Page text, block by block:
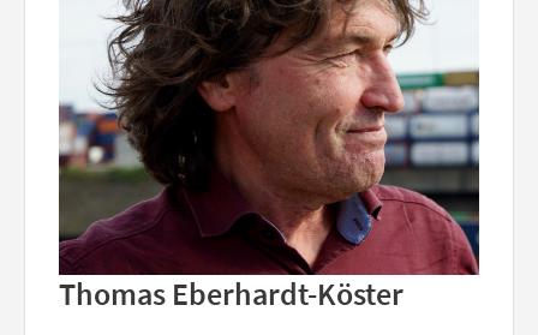
Thomas Eberhardt-Köster